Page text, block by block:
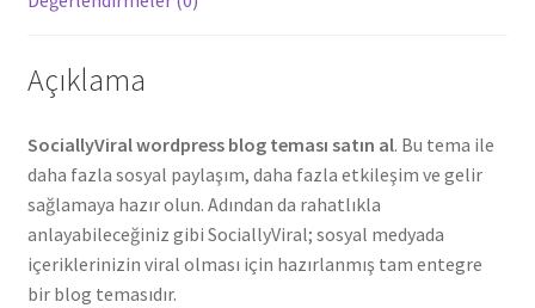
Açıklama
SociallyViral wordpress blog teması satın al. Bu tema ile
daha fazla sosyal paylaşım, daha fazla etkileşim ve gelir
sağlamaya hazır olun. Adından da rahatlıkla
anlayabileceğiniz gibi SociallyViral; sosyal medyada
içeriklerinizin viral olması için hazırlanmış tam entegre
bir blog temasıdır.